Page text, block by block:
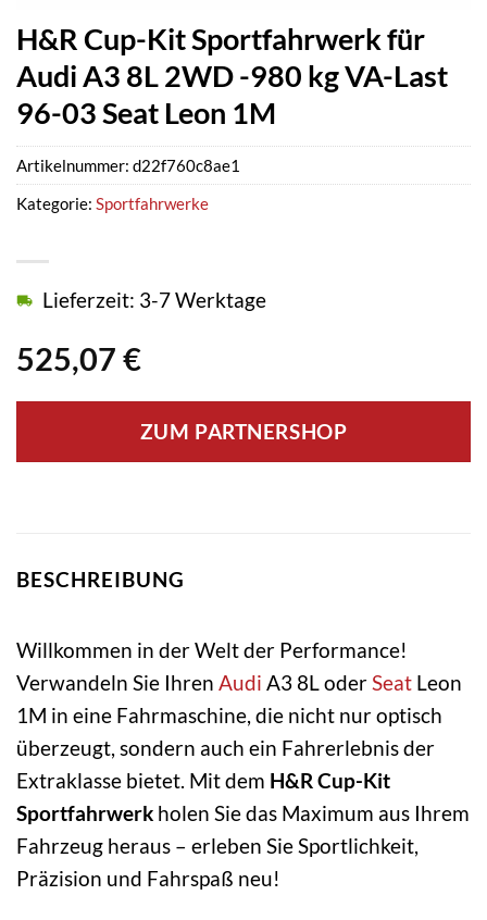
H&R Cup-Kit Sportfahrwerk für
Audi A3 8L 2WD -980 kg VA-Last
96-03 Seat Leon 1M
525,07 €
Lieferzeit: 3-7 Werktage
ZUM PARTNERSHOP
Artikelnummer: d22f760c8ae1
Kategorie: Sportfahrwerke
BESCHREIBUNG
Willkommen in der Welt der Performance!
Verwandeln Sie Ihren Audi A3 8L oder Seat Leon
1M in eine Fahrmaschine, die nicht nur optisch
überzeugt, sondern auch ein Fahrerlebnis der
Extraklasse bietet. Mit dem H&R Cup-Kit
Sportfahrwerk holen Sie das Maximum aus Ihrem
Fahrzeug heraus – erleben Sie Sportlichkeit,
Präzision und Fahrspaß neu!